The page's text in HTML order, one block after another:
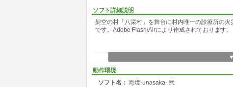
ソフト詳細説明
架空の村「八栄村」を舞台に村内唯一の診療所の
です。Adobe Flash/Airにより作成されております。
動作環境
ソフト名： 海境-unasaka- 弐